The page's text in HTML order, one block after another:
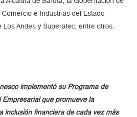
e Industrias del Estado
Los Andes y Superatec, entre otros.
implementó su Programa de
Empresarial que promueve la
inclusión financiera de cada vez más